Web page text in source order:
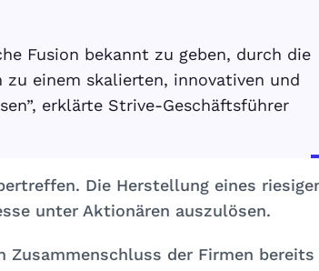
Fusion bekannt zu geben, durch die
einem skalierten, innovativen und
erklärte Strive-Geschäftsführer
Die Herstellung eines
unter Aktionären auszulösen.
Zusammenschluss der Firmen bereits